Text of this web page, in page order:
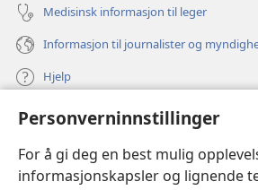
Personverninnstillinger
For å gi deg en best mulig
informasjonskapsler og lignende
Medisinsk informasjon til leger
Informasjon til journalister og
Hjelp
Bidrag
(åpner
nytt
vindu)Watchtower ONLINE LIBRARY™
(åpner